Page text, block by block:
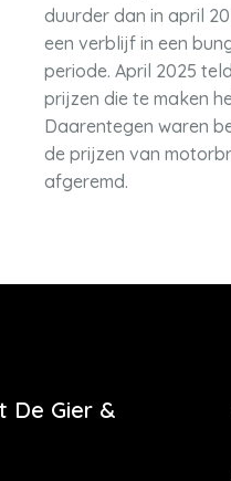
duurder dan in april
een verblijf in een
periode. April 2025
prijzen die te maken
Daarentegen waren
de prijzen van
afgeremd.
De Gier &